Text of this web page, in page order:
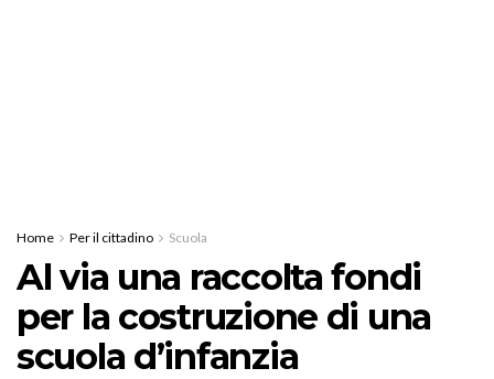
Home Per il cittadino Scuola
Al via una raccolta fondi
per la costruzione di una
scuola d’infanzia